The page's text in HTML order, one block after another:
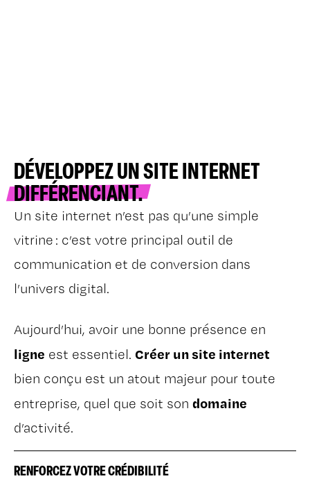
DÉVELOPPEZ UN SITE INTERNET
DIFFÉRENCIANT.
Un site internet n’est pas qu’une simple
vitrine : c’est votre principal outil de
communication et de conversion dans
l’univers digital.
Aujourd’hui, avoir une bonne présence en
ligne est essentiel. Créer un site internet
bien conçu est un atout majeur pour toute
entreprise, quel que soit son domaine
d’activité.
RENFORCEZ VOTRE CRÉDIBILITÉ